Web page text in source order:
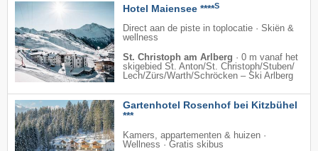
Hotel Maiensee ****S
Direct aan de piste in toplocatie · Skiën &
wellness
St. Christoph am Arlberg · 0 m vanaf het
skigebied St. Anton/​St. Christoph/​Stuben/​
Lech/​Zürs/​Warth/​Schröcken – Ski Arlberg
Gartenhotel Rosenhof bei Kitzbühel
***
Kamers, appartementen & huizen ·
Wellness · Gratis skibus